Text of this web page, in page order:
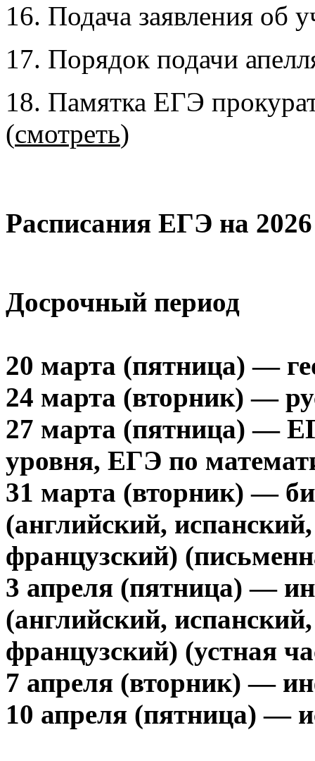
16. Подача заявления об
17. Порядок подачи
18. Памятка ЕГЭ
(смотреть)
Расписания ЕГЭ на 2026
Досрочный период
20 марта (пятница) —
24 марта (вторник) —
27 марта (пятница) —
уровня, ЕГЭ по
31 марта (вторник) —
(английский,
французский)
3 апреля (пятница) —
(английский,
французский) (устная
7 апреля (вторник) —
10 апреля (пятница) —